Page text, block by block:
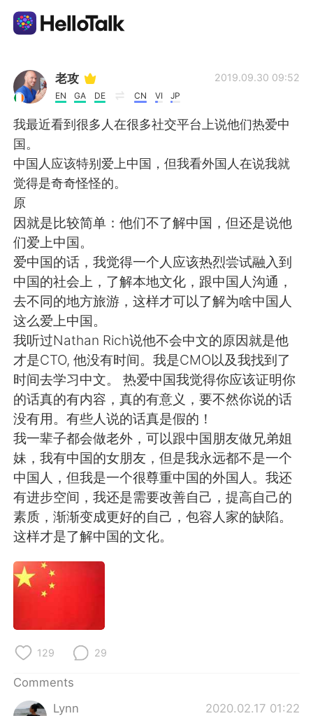
Language Exchange App
AI Grammar Checker
Español
Français Deutsch
日本語
Русский ไทย
Indonesia Italiano
Türkçe Tiếng Việt
Português
老攻
EN GA DE CN VI JP
2019.09.30 09:52
我最近看到很多人在很多社交平台上说他们热爱中
国。
中国人应该特别爱上中国，但我看外国人在说我就
觉得是奇奇怪怪的。
原
因就是比较简单：他们不了解中国，但还是说他
们爱上中国。
爱中国的话，我觉得一个人应该热烈尝试融入到
中国的社会上，了解本地文化，跟中国人沟通，
去不同的地方旅游，这样才可以了解为啥中国人
这么爱上中国。
我听过Nathan Rich说他不会中文的原因就是他
才是CTO, 他没有时间。我是CMO以及我找到了
时间去学习中文。 热爱中国我觉得你应该证明你
的话真的有内容，真的有意义，要不然你说的话
没有用。有些人说的话真是假的！
我一辈子都会做老外，可以跟中国朋友做兄弟姐
妹，我有中国的女朋友，但是我永远都不是一个
中国人，但我是一个很尊重中国的外国人。我还
有进步空间，我还是需要改善自己，提高自己的
素质，渐渐变成更好的自己，包容人家的缺陷。
这样才是了解中国的文化。
129 29
Comments
Lynn
2020.02.17 01:22